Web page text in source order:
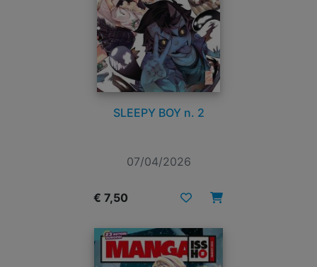
SLEEPY BOY n. 2
07/04/2026
€ 7,50